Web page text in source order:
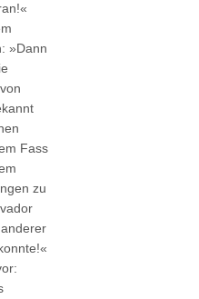
»Dann
Fass
zu